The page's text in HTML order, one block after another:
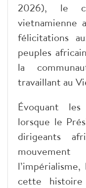
2026), le
vietnamienne
félicitations
peuples
la
travaillant au
Évoquant
lorsque le
dirigeants
cette